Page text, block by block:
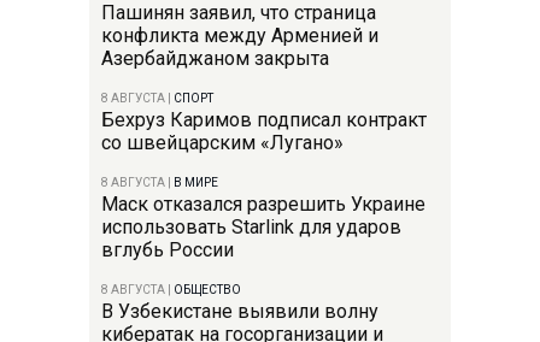
Пашинян заявил, что страница
конфликта между Арменией и
Азербайджаном закрыта
8 АВГУСТА СПОРТ
Бехруз Каримов подписал контракт
со швейцарским «Лугано»
8 АВГУСТА В МИРЕ
Маск отказался разрешить Украине
использовать Starlink для ударов
вглубь России
8 АВГУСТА ОБЩЕСТВО
В Узбекистане выявили волну
кибератак на госорганизации и